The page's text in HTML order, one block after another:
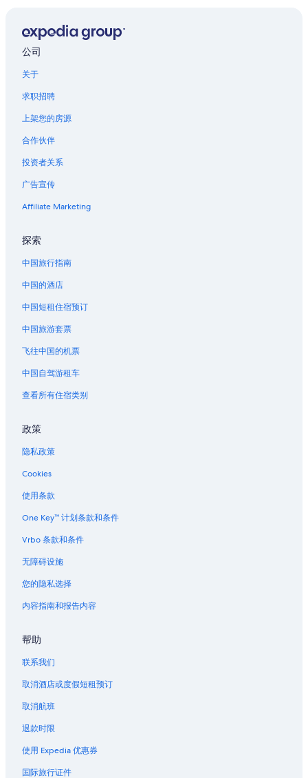
北湾的酒店
位于杜内斯城的豪华酒店
俄勒冈南部海岸的酒店
温斯顿的酒店
埃尔迈拉的酒店
位于佛罗伦萨的浪漫酒店
位于佛罗伦萨的酒庄酒店
佛罗伦萨的酒店
佛罗伦萨的农场
佛罗伦萨的度假村
罗斯堡的酒店
罗斯堡的度假村
公司
关于
求职招聘
上架您的房源
合作伙伴
投资者关系
广告宣传
Affiliate Marketing
探索
中国旅行指南
中国的酒店
中国短租住宿预订
中国旅游套票
飞往中国的机票
中国自驾游租车
查看所有住宿类别
政策
隐私政策
Cookies
使用条款
One Key™ 计划条款和条件
Vrbo 条款和条件
无障碍设施
您的隐私选择
内容指南和报告内容
帮助
联系我们
取消酒店或度假短租预订
取消航班
退款时限
使用 Expedia 优惠券
国际旅行证件